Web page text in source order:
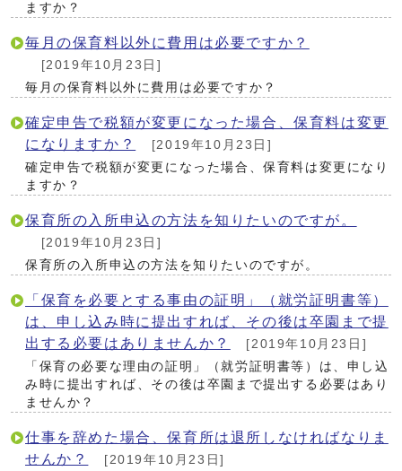
ますか？
毎月の保育料以外に費用は必要ですか？
[2019年10月23日]
毎月の保育料以外に費用は必要ですか？
確定申告で税額が変更になった場合、保育料は変更
になりますか？
[2019年10月23日]
確定申告で税額が変更になった場合、保育料は変更になり
ますか？
保育所の入所申込の方法を知りたいのですが。
[2019年10月23日]
保育所の入所申込の方法を知りたいのですが。
「保育を必要とする事由の証明」（就労証明書等）
は、申し込み時に提出すれば、その後は卒園まで提
出する必要はありませんか？
[2019年10月23日]
「保育の必要な理由の証明」（就労証明書等）は、申し込
み時に提出すれば、その後は卒園まで提出する必要はあり
ませんか？
仕事を辞めた場合、保育所は退所しなければなりま
せんか？
[2019年10月23日]